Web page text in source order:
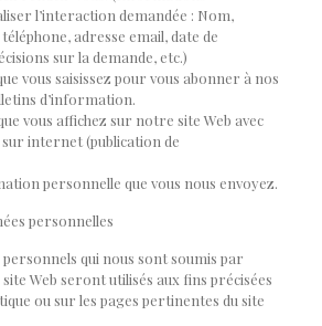
l’interaction demandée : Nom,
adresse email, date de
sur la demande, etc.)
vous saisissez pour vous abonner à nos
d’information.
vous affichez sur notre site Web avec
internet (publication de
personnelle que vous nous envoyez.
personnelles
qui nous sont soumis par
Web seront utilisés aux fins précisées
ou sur les pages pertinentes du site